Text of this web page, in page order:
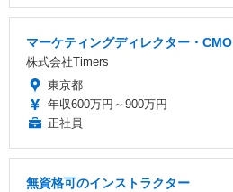
マーケティングディレクター・CMO
株式会社Timers
東京都
年収600万円～900万円
正社員
無資格可のインストラクター